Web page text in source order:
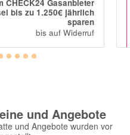
CHECK24 Gasanbieter
bis zu 1.250€ jährlich
sparen
bis auf Widerruf
und Angebote
und Angebote wurden vor